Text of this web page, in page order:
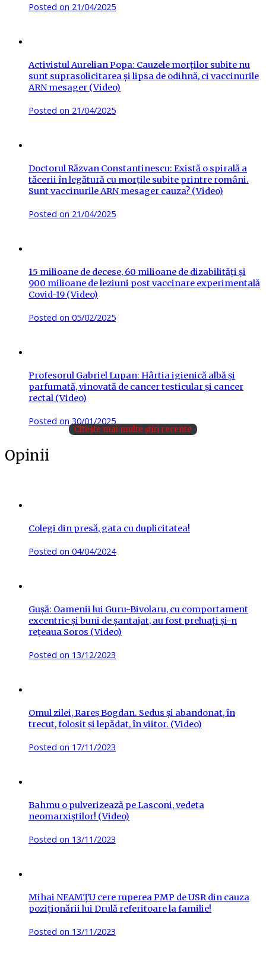
Posted on 21/04/2025
Activistul Aurelian Popa: Cauzele morților subite nu
sunt suprasolicitarea și lipsa de odihnă, ci vaccinurile
ARN mesager (Video)
Posted on 21/04/2025
Doctorul Răzvan Constantinescu: Există o spirală a
tăcerii în legătură cu morțile subite printre români.
Sunt vaccinurile ARN mesager cauza? (Video)
Posted on 21/04/2025
15 milioane de decese, 60 milioane de dizabilități și
900 milioane de leziuni post vaccinare experimentală
Covid-19 (Video)
Posted on 05/02/2025
Profesorul Gabriel Lupan: Hârtia igienică albă și
parfumată, vinovată de cancer testicular și cancer
rectal (Video)
Posted on30/01/2025
Citește mai multe știri recente
Opinii
Colegi din presă, gata cu duplicitatea!
Posted on 04/04/2024
Gușă: Oamenii lui Guru-Bivolaru, cu comportament
excentric și buni de șantajat, au fost preluați și-n
rețeaua Soros (Video)
Posted on 13/12/2023
Omul zilei, Rareș Bogdan. Sedus și abandonat, în
trecut, folosit și lepădat, în viitor. (Video)
Posted on 17/11/2023
Bahmu o pulverizează pe Lasconi, vedeta
neomarxiștilor! (Video)
Posted on 13/11/2023
Mihai NEAMȚU cere ruperea PMP de USR din cauza
poziționării lui Drulă referitoare la familie!
Posted on 13/11/2023